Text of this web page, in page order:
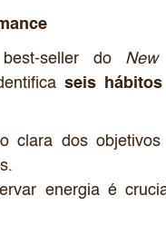
seller do
seis
clara dos
energia é